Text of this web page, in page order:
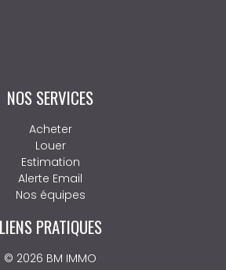
NOS SERVICES
Acheter
Louer
Estimation
Alerte Email
Nos équipes
LIENS PRATIQUES
© 2026 BM IMMO